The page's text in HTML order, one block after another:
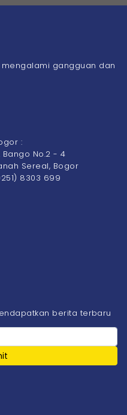
gangguan dan
:
Bango No.2 - 4
Sereal, Bogor
8303 699
berita terbaru